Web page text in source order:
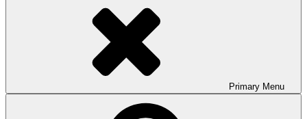
Primary Menu